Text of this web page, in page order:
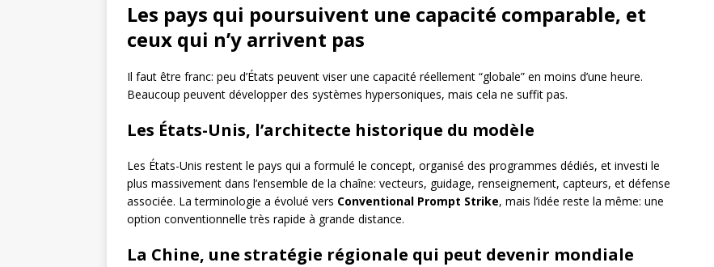
Les pays qui poursuivent une capacité comparable, et
ceux qui n’y arrivent pas
Il faut être franc: peu d’États peuvent viser une capacité réellement “globale” en moins d’une heure.
Beaucoup peuvent développer des systèmes hypersoniques, mais cela ne suffit pas.
Les États-Unis, l’architecte historique du modèle
Les États-Unis restent le pays qui a formulé le concept, organisé des programmes dédiés, et investi le
plus massivement dans l’ensemble de la chaîne: vecteurs, guidage, renseignement, capteurs, et défense
associée. La terminologie a évolué vers Conventional Prompt Strike, mais l’idée reste la même: une
option conventionnelle très rapide à grande distance.
La Chine, une stratégie régionale qui peut devenir mondiale